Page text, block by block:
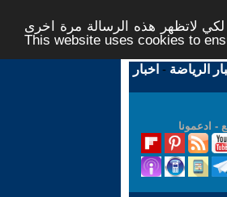
لاتظهر هذه الرسالة مرة اخرى -
This website uses cookies to
الرياضة - اخبار
- ادعمونا